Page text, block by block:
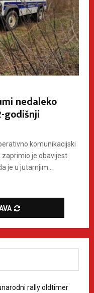
nedaleko
godišnji
komunikacijski
je obavijest
je u jutarnjim...
rally oldtimer